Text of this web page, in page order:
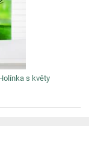
s květy